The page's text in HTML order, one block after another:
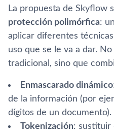
La propuesta de Skyflow
protección polimórfica:
aplicar diferentes
uso que se le va a dar.
tradicional, sino que
Enmascarado dinámico
de la información (por
dígitos de un documento).
Tokenización: sustituir